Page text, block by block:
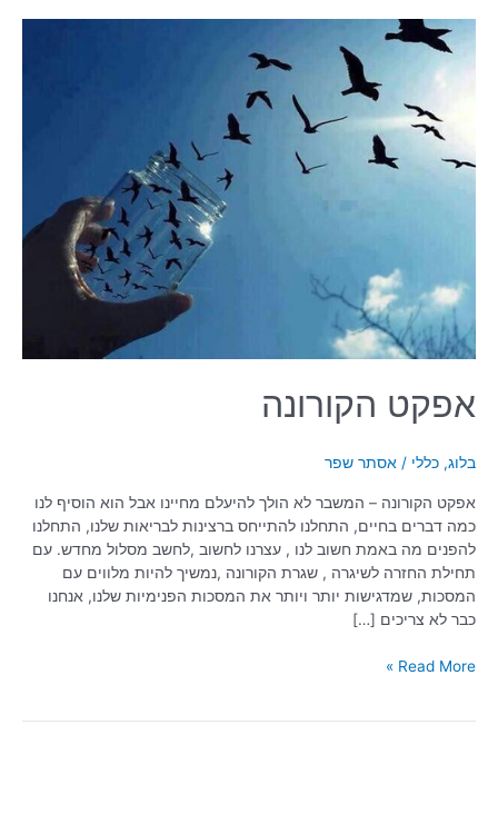
אפקט הקורונה
בלוג, כללי / אסתר שפר
אפקט הקורונה – המשבר לא הולך להיעלם מחיינו אבל הוא הוסיף לנו
כמה דברים בחיים, התחלנו להתייחס ברצינות לבריאות שלנו, התחלנו
להפנים מה באמת חשוב לנו , עצרנו לחשוב ,לחשב מסלול מחדש. עם
תחילת החזרה לשיגרה , שגרת הקורונה ,נמשיך להיות מלווים עם
המסכות, שמדגישות יותר ויותר את המסכות הפנימיות שלנו, אנחנו
כבר לא צריכים […]
אפקט
הקורונה
Read More »